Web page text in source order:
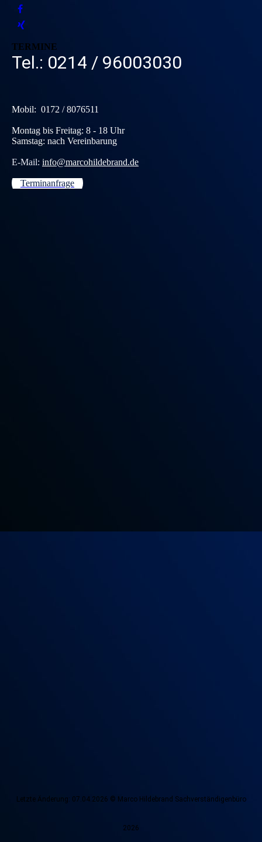
TERMINE
Tel.: 0214 / 96003030
Mobil: 0172 / 8076511
Montag bis Freitag: 8 - 18 Uhr
Samstag: nach Vereinbarung
E-Mail: info@marcohildebrand.de
Terminanfrage
Letzte Änderung: 07.04.2026 © Marco Hildebrand Sachverständigenbüro
2026